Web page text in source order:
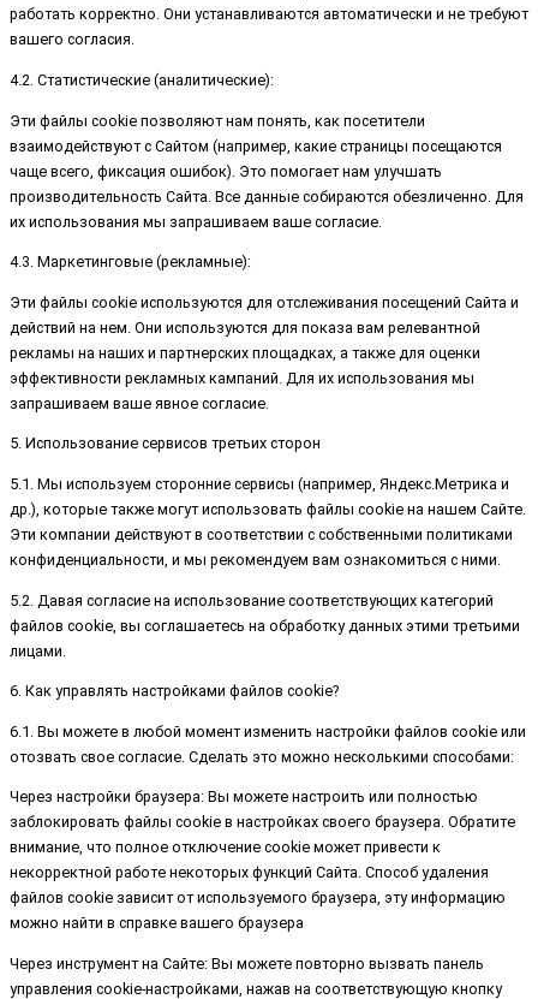
работать корректно. Они устанавливаются автоматически и не требуют
вашего согласия.
4.2. Статистические (аналитические):
Эти файлы cookie позволяют нам понять, как посетители
взаимодействуют с Сайтом (например, какие страницы посещаются
чаще всего, фиксация ошибок). Это помогает нам улучшать
производительность Сайта. Все данные собираются обезличенно. Для
их использования мы запрашиваем ваше согласие.
4.3. Маркетинговые (рекламные):
Эти файлы cookie используются для отслеживания посещений Сайта и
действий на нем. Они используются для показа вам релевантной
рекламы на наших и партнерских площадках, а также для оценки
эффективности рекламных кампаний. Для их использования мы
запрашиваем ваше явное согласие.
5. Использование сервисов третьих сторон
5.1. Мы используем сторонние сервисы (например, Яндекс.Метрика и
др.), которые также могут использовать файлы cookie на нашем Сайте.
Эти компании действуют в соответствии с собственными политиками
конфиденциальности, и мы рекомендуем вам ознакомиться с ними.
5.2. Давая согласие на использование соответствующих категорий
файлов cookie, вы соглашаетесь на обработку данных этими третьими
лицами.
6. Как управлять настройками файлов cookie?
6.1. Вы можете в любой момент изменить настройки файлов cookie или
отозвать свое согласие. Сделать это можно несколькими способами:
Через настройки браузера: Вы можете настроить или полностью
заблокировать файлы cookie в настройках своего браузера. Обратите
внимание, что полное отключение cookie может привести к
некорректной работе некоторых функций Сайта. Способ удаления
файлов cookie зависит от используемого браузера, эту информацию
можно найти в справке вашего браузера
Через инструмент на Сайте: Вы можете повторно вызвать панель
управления cookie-настройками, нажав на соответствующую кнопку